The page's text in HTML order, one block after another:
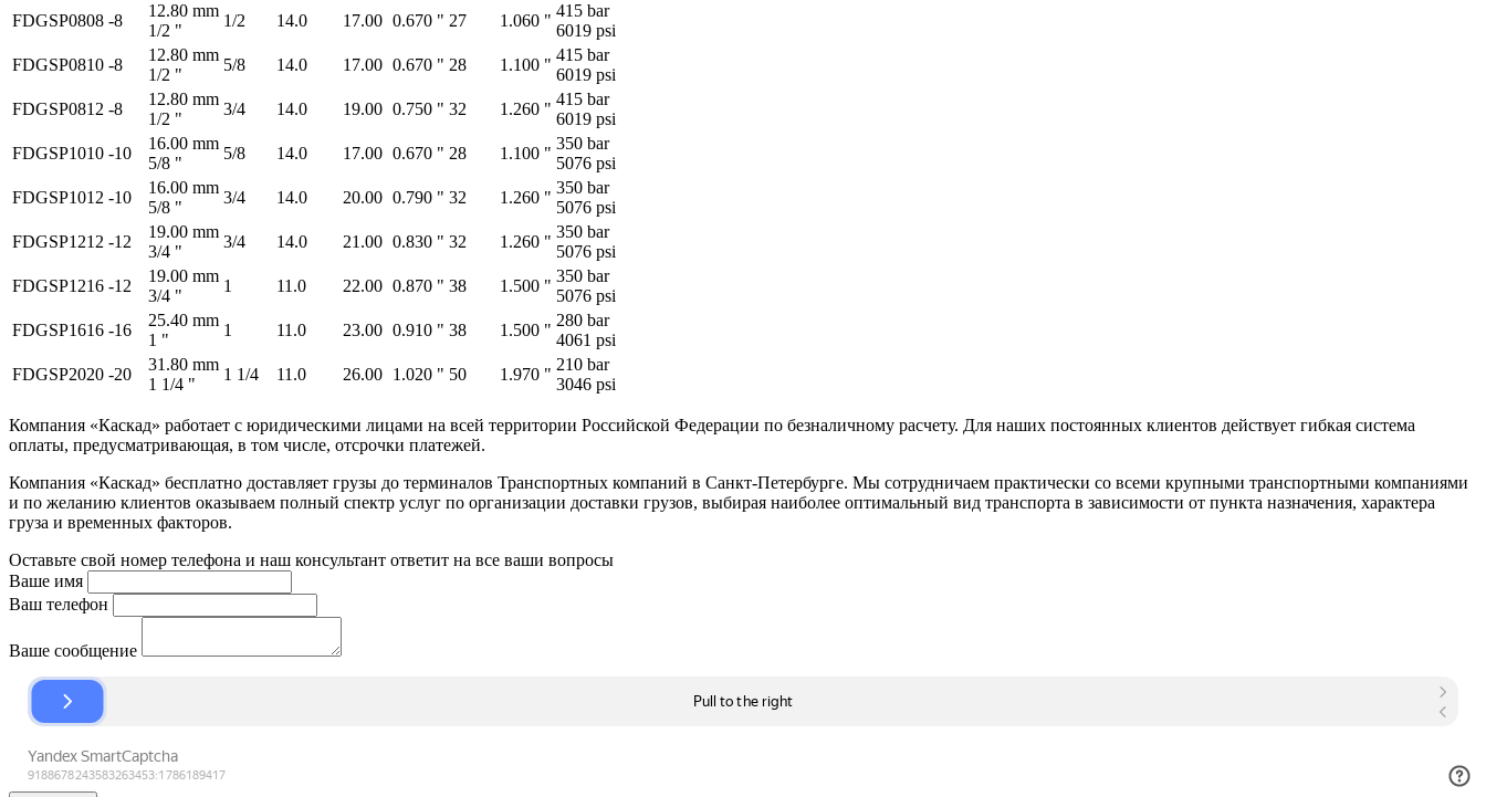
FDGSP0808 -8
12.80 mm
1/2 "
1/2 14.0 17.00 0.670 " 27 1.060 "
415 bar
6019 psi
FDGSP0810 -8
12.80 mm
1/2 "
5/8 14.0 17.00 0.670 " 28 1.100 "
415 bar
6019 psi
FDGSP0812 -8
12.80 mm
1/2 "
3/4 14.0 19.00 0.750 " 32 1.260 "
415 bar
6019 psi
FDGSP1010 -10
16.00 mm
5/8 "
5/8 14.0 17.00 0.670 " 28 1.100 "
350 bar
5076 psi
FDGSP1012 -10
16.00 mm
5/8 "
3/4 14.0 20.00 0.790 " 32 1.260 "
350 bar
5076 psi
FDGSP1212 -12
19.00 mm
3/4 "
3/4 14.0 21.00 0.830 " 32 1.260 "
350 bar
5076 psi
FDGSP1216 -12
19.00 mm
3/4 "
1 11.0 22.00 0.870 " 38 1.500 "
350 bar
5076 psi
FDGSP1616 -16
25.40 mm
1 "
1 11.0 23.00 0.910 " 38 1.500 "
280 bar
4061 psi
FDGSP2020 -20
31.80 mm
1 1/4 "
1 1/4 11.0 26.00 1.020 " 50 1.970 "
210 bar
3046 psi
Компания «Каскад» работает с юридическими лицами на всей территории Российской Федерации по безналичному расчету. Для наших постоянных клиентов действует гибкая система
оплаты, предусматривающая, в том числе, отсрочки платежей.
Компания «Каскад» бесплатно доставляет грузы до терминалов Транспортных компаний в Санкт-Петербурге. Мы сотрудничаем практически со всеми крупными транспортными компаниями
и по желанию клиентов оказываем полный спектр услуг по организации доставки грузов, выбирая наиболее оптимальный вид транспорта в зависимости от пункта назначения, характера
груза и временных факторов.
Оставьте свой номер телефона и наш консультант ответит на все ваши вопросы
Ваше имя
Ваш телефон
Ваше сообщение